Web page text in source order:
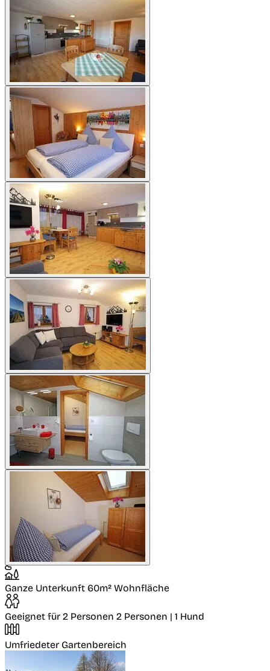
Ganze Unterkunft 60m² Wohnfläche
Geeignet für 2 Personen 2 Personen | 1 Hund
Umfriedeter Gartenbereich